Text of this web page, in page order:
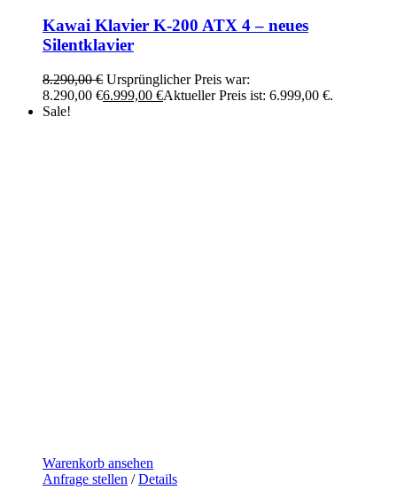
Kawai Klavier K-200 ATX 4 – neues
Silentklavier
8.290,00€ Ursprünglicher Preis war:
8.290,00 €6.999,00 €Aktueller Preis ist: 6.999,00 €.
Sale!
Warenkorb ansehen
Anfrage stellen / Details